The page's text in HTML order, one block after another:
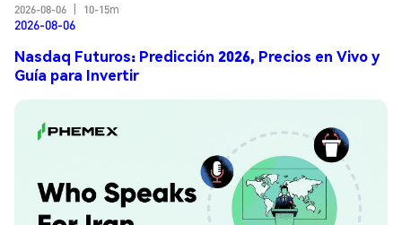
2026-08-06
10-15m
2026-08-06
Nasdaq Futuros: Predicción 2026, Precios en Vivo y
Guía para Invertir